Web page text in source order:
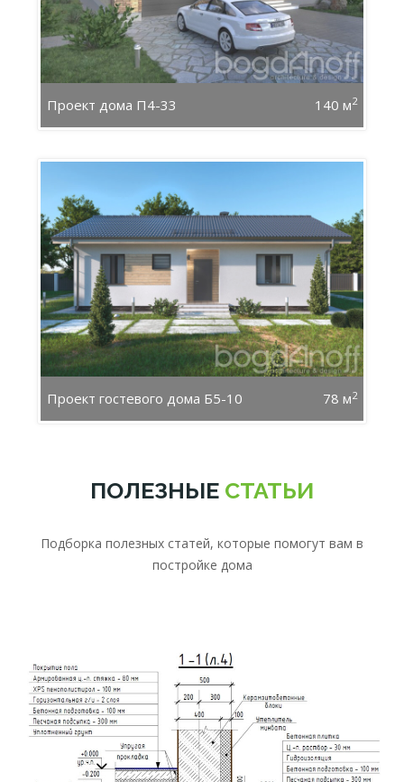
Проект дома П4-33 140 м2
Проект гостевого дома Б5-10 78 м2
ПОЛЕЗНЫЕ СТАТЬИ
Подборка полезных статей, которые помогут вам в
постройке дома